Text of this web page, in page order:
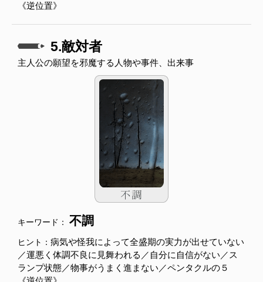
《逆位置》
5.敵対者
主人公の願望を邪魔する人物や事件、出来事
キーワード： 不調
ヒント： 病気や怪我によって全盛期の実力が出せていない
／運悪く体調不良に見舞われる／自分に自信がない／ス
ランプ状態／物事がうまく進まない／ペンタクルの５